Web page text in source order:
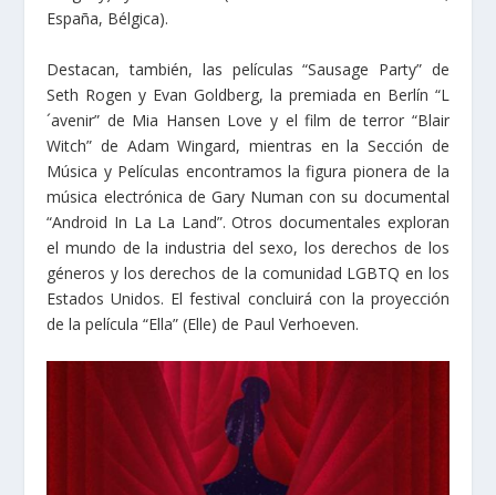
España, Bélgica).
Destacan, también, las películas “Sausage Party” de
Seth Rogen y Evan Goldberg, la premiada en Berlín “L
´avenir” de Mia Hansen Love y el film de terror “Blair
Witch” de Adam Wingard, mientras en la Sección de
Música y Películas encontramos la figura pionera de la
música electrónica de Gary Numan con su documental
“Android In La La Land”. Otros documentales exploran
el mundo de la industria del sexo, los derechos de los
géneros y los derechos de la comunidad LGBTQ en los
Estados Unidos. El festival concluirá con la proyección
de la película “Ella” (Elle) de Paul Verhoeven.